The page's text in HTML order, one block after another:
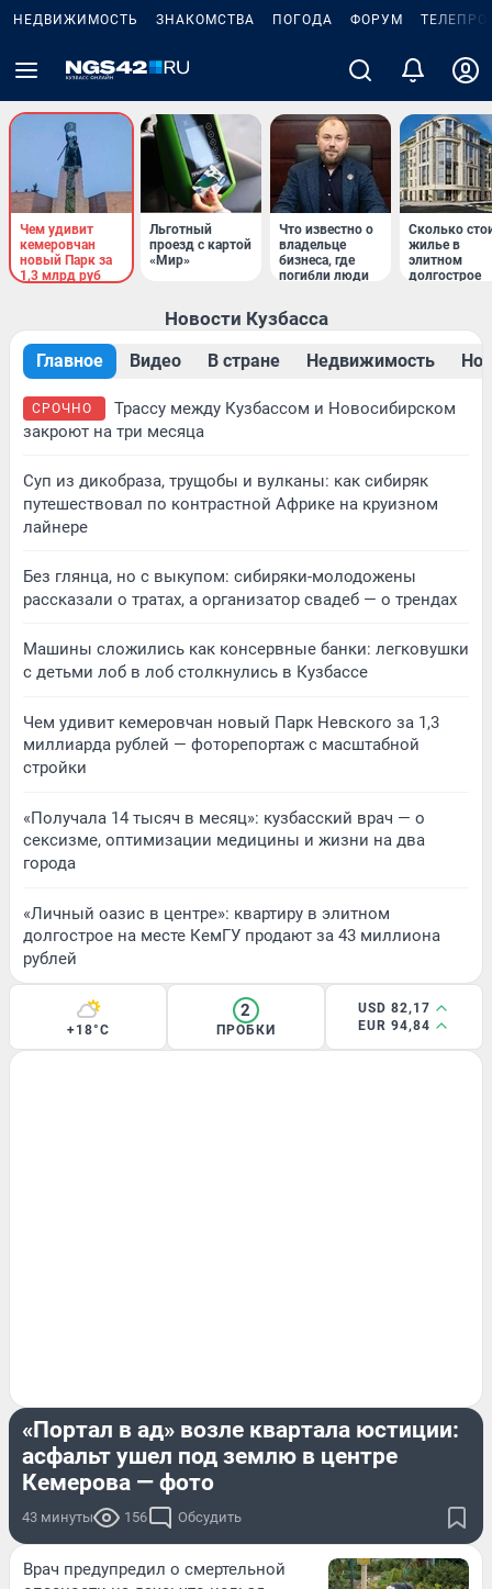
НЕДВИЖИМОСТЬ ЗНАКОМСТВА ПОГОДА ФОРУМ
Чем удивит
кемеровчан
новый Парк за
1,3 млрд руб
Льготный
проезд с картой
«Мир»
Что известно о
владельце
бизнеса, где
погибли люди
Сколько
жилье в
элитном
долгострое
Новости Кузбасса
Главное Видео В стране Недвижимость
СРОЧНО
Трассу между Кузбассом и Новосибирском
закроют на три месяца
Суп из дикобраза, трущобы и вулканы: как сибиряк
путешествовал по контрастной Африке на круизном
лайнере
Без глянца, но с выкупом: сибиряки-молодожены
рассказали о тратах, а организатор свадеб — о трендах
Машины сложились как консервные банки: легковушки
с детьми лоб в лоб столкнулись в Кузбассе
Чем удивит кемеровчан новый Парк Невского за 1,3
миллиарда рублей — фоторепортаж с масштабной
стройки
«Получала 14 тысяч в месяц»: кузбасский врач — о
сексизме, оптимизации медицины и жизни на два
города
«Личный оазис в центре»: квартиру в элитном
долгострое на месте КемГУ продают за 43 миллиона
рублей
+18°C
2
ПРОБКИ
USD 82,17
EUR 94,84
«Портал в ад» возле квартала юстиции:
асфальт ушел под землю в центре
Кемерова — фото
43 минуты 156 Обсудить
Врач предупредил о смертельной